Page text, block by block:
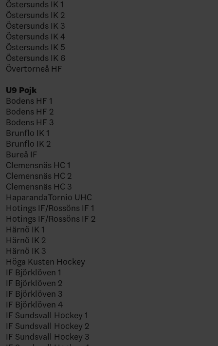
Östersunds IK 1
Östersunds IK 2
Östersunds IK 3
Östersunds IK 4
Östersunds IK 5
Östersunds IK 6
Övertorneå HF
U9 Pojk
Bodens HF 1
Bodens HF 2
Bodens HF 3
Brunflo IK 1
Brunflo IK 2
Bureå IF
Clemensnäs HC 1
Clemensnäs HC 2
Clemensnäs HC 3
HaparandaTornio UHC
Hotings IF/Rossöns IF 1
Hotings IF/Rossöns IF 2
Härnö IK 1
Härnö IK 2
Härnö IK 3
Höga Kusten Hockey
IF Björklöven 1
IF Björklöven 2
IF Björklöven 3
IF Björklöven 4
IF Sundsvall Hockey 1
IF Sundsvall Hockey 2
IF Sundsvall Hockey 3